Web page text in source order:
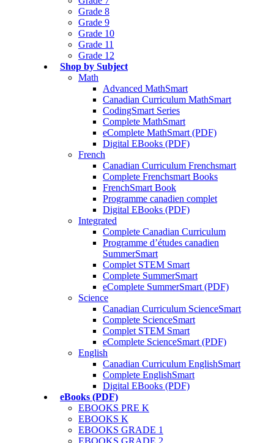
Grade 8
Grade 9
Grade 10
Grade 11
Grade 12
Shop by Subject
Math
Advanced MathSmart
Canadian Curriculum MathSmart
CodingSmart Series
Complete MathSmart
eComplete MathSmart (PDF)
Digital EBooks (PDF)
French
Canadian Curriculum Frenchsmart
Complete Frenchsmart Books
FrenchSmart Book
Programme canadien complet
Digital EBooks (PDF)
Integrated
Complete Canadian Curriculum
Programme d’études canadien
SummerSmart
Complet STEM Smart
Complete SummerSmart
eComplete SummerSmart (PDF)
Science
Canadian Curriculum ScienceSmart
Complete ScienceSmart
Complet STEM Smart
eComplete ScienceSmart (PDF)
English
Canadian Curriculum EnglishSmart
Complete EnglishSmart
Digital EBooks (PDF)
eBooks (PDF)
EBOOKS PRE K
EBOOKS K
EBOOKS GRADE 1
EBOOKS GRADE 2